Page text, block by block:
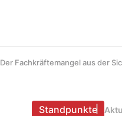
Der Fachkräftemangel aus der
Standpunkte